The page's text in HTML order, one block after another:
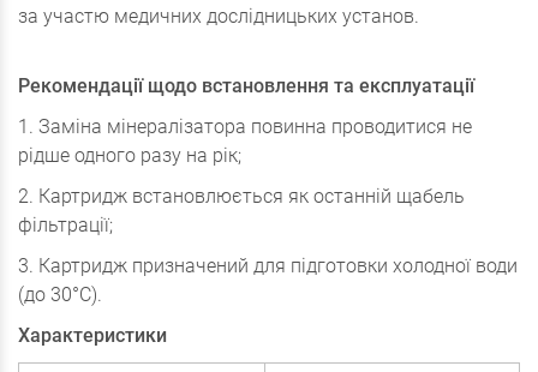
за участю медичних дослідницьких установ.
Рекомендації щодо встановлення та експлуатації
1. Заміна мінералізатора повинна проводитися не
рідше одного разу на рік;
2. Картридж встановлюється як останній щабель
фільтрації;
3. Картридж призначений для підготовки холодної води
(до 30°С).
Характеристики